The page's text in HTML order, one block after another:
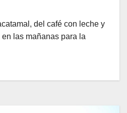
del café con leche y
las mañanas para la